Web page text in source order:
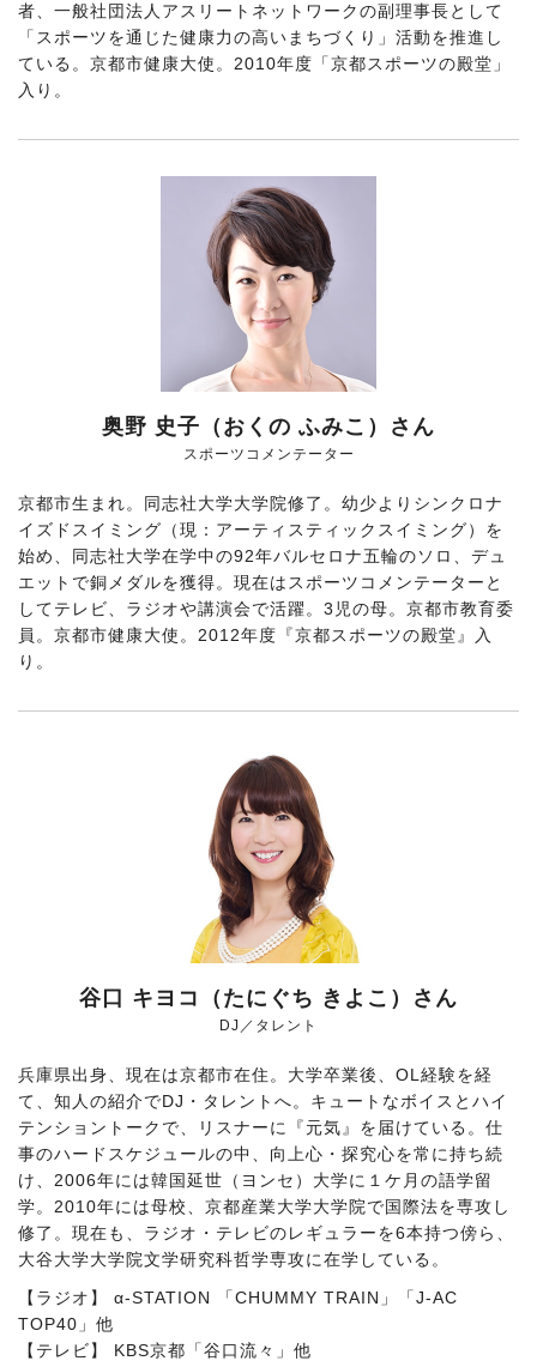
者、一般社団法人アスリートネットワークの副理事長として
「スポーツを通じた健康力の高いまちづくり」活動を推進し
ている。京都市健康大使。2010年度「京都スポーツの殿堂」
入り。
奥野 史子（おくの ふみこ）さん
スポーツコメンテーター
京都市生まれ。同志社大学大学院修了。幼少よりシンクロナ
イズドスイミング（現：アーティスティックスイミング）を
始め、同志社大学在学中の92年バルセロナ五輪のソロ、デュ
エットで銅メダルを獲得。現在はスポーツコメンテーターと
してテレビ、ラジオや講演会で活躍。3児の母。京都市教育委
員。京都市健康大使。2012年度『京都スポーツの殿堂』入
り。
谷口 キヨコ（たにぐち きよこ）さん
DJ／タレント
兵庫県出身、現在は京都市在住。大学卒業後、OL経験を経
て、知人の紹介でDJ・タレントへ。キュートなボイスとハイ
テンショントークで、リスナーに『元気』を届けている。仕
事のハードスケジュールの中、向上心・探究心を常に持ち続
け、2006年には韓国延世（ヨンセ）大学に１ケ月の語学留
学。2010年には母校、京都産業大学大学院で国際法を専攻し
修了。現在も、ラジオ・テレビのレギュラーを6本持つ傍ら、
大谷大学大学院文学研究科哲学専攻に在学している。
【ラジオ】 α-STATION 「CHUMMY TRAIN」「J-AC
TOP40」他
【テレビ】 KBS京都「谷口流々」他